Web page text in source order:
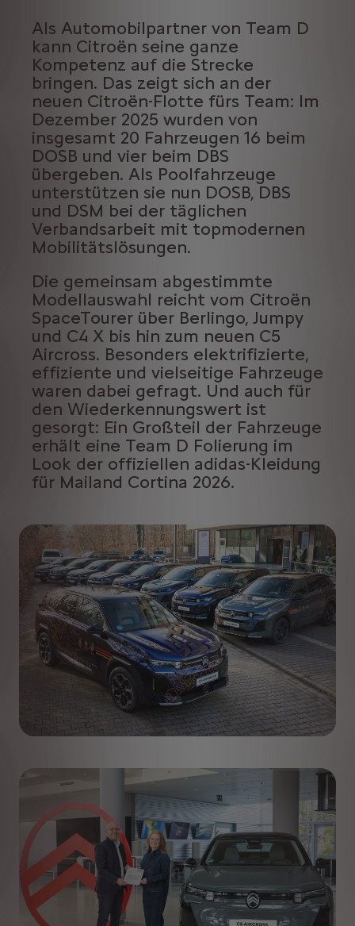
Als Automobilpartner von Team D
kann Citroën seine ganze
Kompetenz auf die Strecke
bringen. Das zeigt sich an der
neuen Citroën-Flotte fürs Team: Im
Dezember 2025 wurden von
insgesamt 20 Fahrzeugen 16 beim
DOSB und vier beim DBS
übergeben. Als Poolfahrzeuge
unterstützen sie nun DOSB, DBS
und DSM bei der täglichen
Verbandsarbeit mit topmodernen
Mobilitätslösungen.
Die gemeinsam abgestimmte
Modellauswahl reicht vom Citroën
SpaceTourer über Berlingo, Jumpy
und C4 X bis hin zum neuen C5
Aircross. Besonders elektrifizierte,
effiziente und vielseitige Fahrzeuge
waren dabei gefragt. Und auch für
den Wiederkennungswert ist
gesorgt: Ein Großteil der Fahrzeuge
erhält eine Team D Folierung im
Look der offiziellen adidas-Kleidung
für Mailand Cortina 2026.